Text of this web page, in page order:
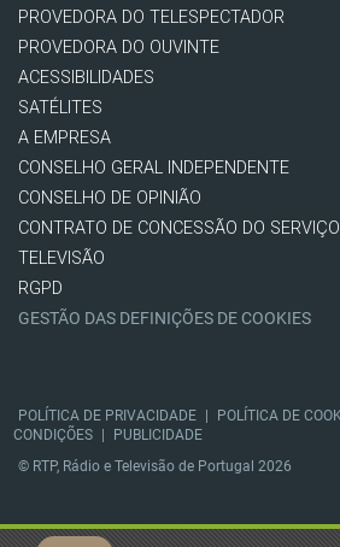
PROVEDORA DO TELESPECTADOR
PROVEDORA DO OUVINTE
ACESSIBILIDADES
SATÉLITES
A EMPRESA
CONSELHO GERAL INDEPENDENTE
CONSELHO DE OPINIÃO
CONTRATO DE CONCESSÃO DO
TELEVISÃO
RGPD
GESTÃO DAS DEFINIÇÕES DE COOKIES
POLÍTICA DE PRIVACIDADE POLÍTICA DE
CONDIÇÕES
PUBLICIDADE
© RTP, Rádio e Televisão de Portugal 2026